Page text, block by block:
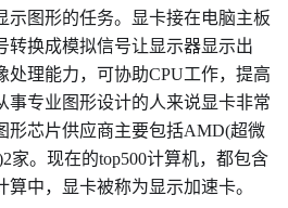
示图形的任务。显卡接在电脑主板
转换成模拟信号让显示器显示出
处理能力，可协助CPU工作，提高
事专业图形设计的人来说显卡非常
形芯片供应商主要包括AMD(超微
家。现在的top500计算机，都包含
中，显卡被称为显示加速卡。